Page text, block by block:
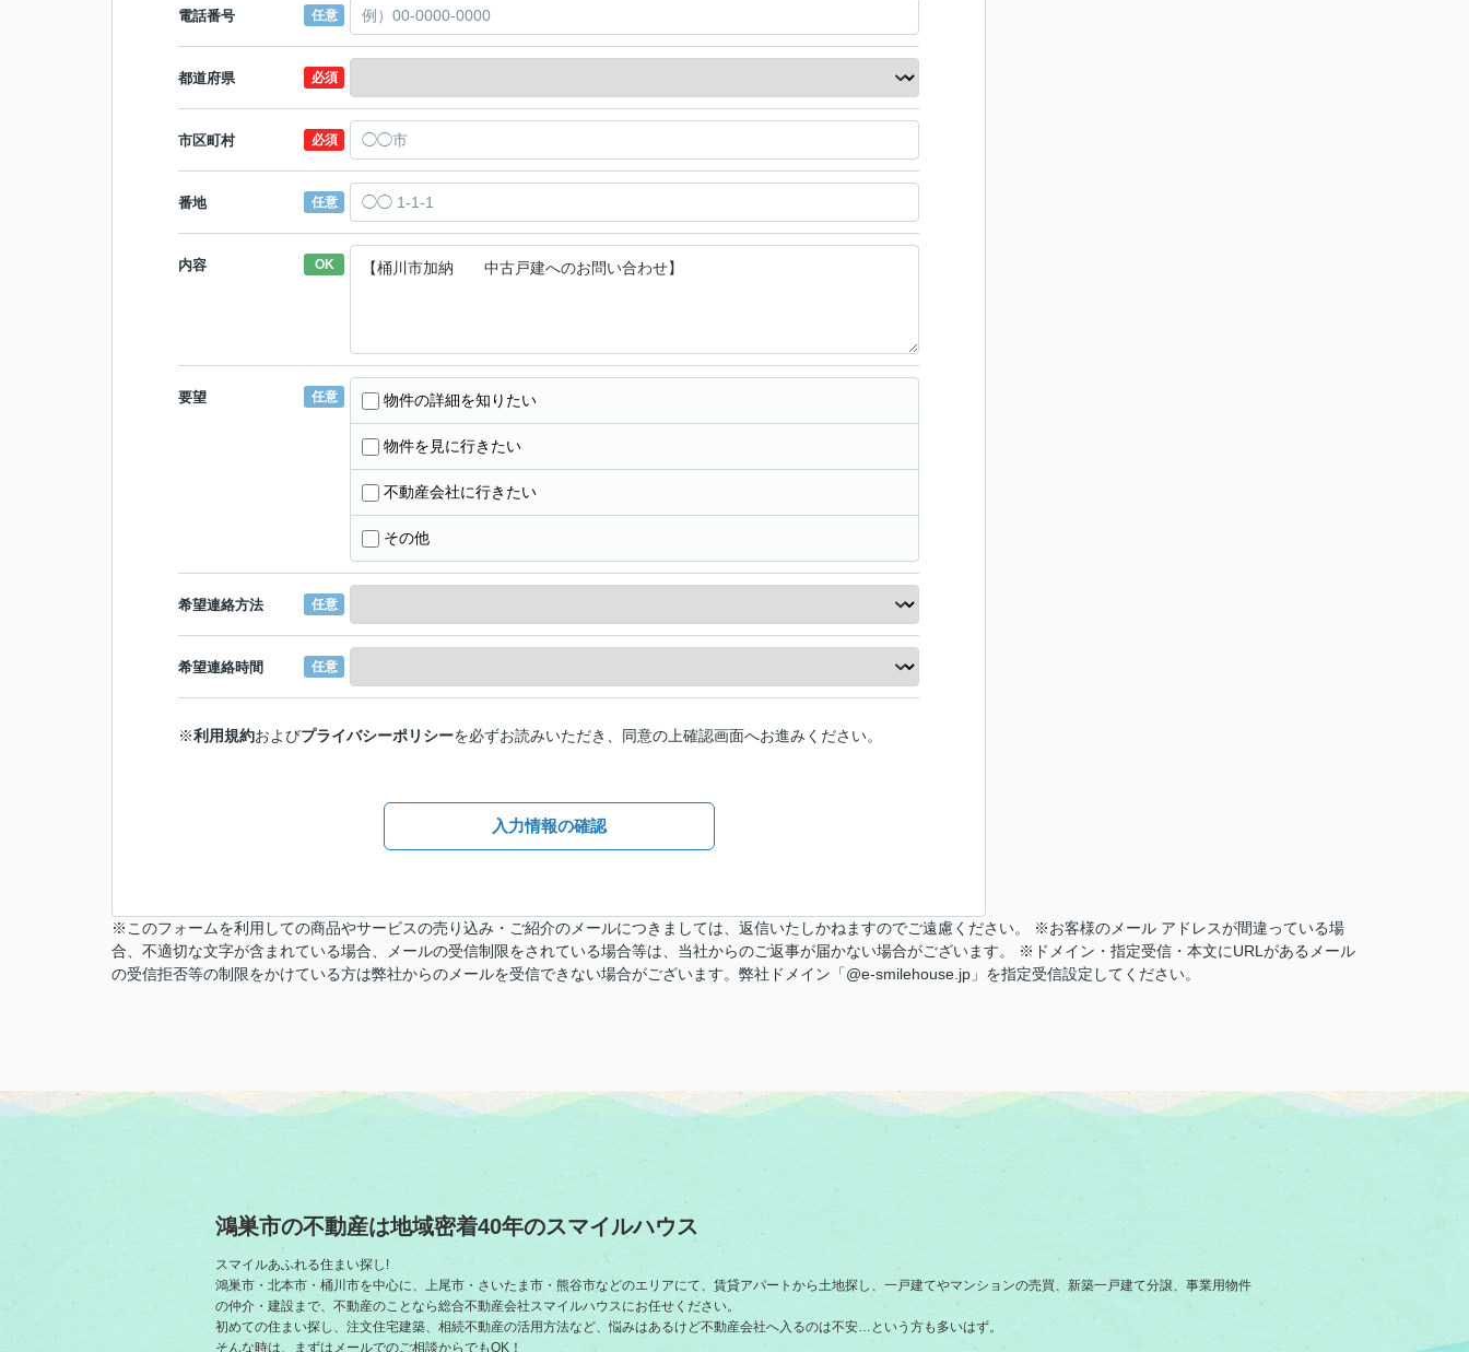
電話番号 任意
都道府県 必須
市区町村 必須
番地 任意
内容 OK
要望 任意 物件の詳細を知りたい
物件を見に行きたい
不動産会社に行きたい
その他
希望連絡方法 任意
希望連絡時間 任意
※利用規約およびプライバシーポリシーを必ずお読みいただき、同意の上確認画面へお進みください。
入力情報の確認
※このフォームを利用しての商品やサービスの売り込み・ご紹介のメールにつきましては、返信いたしかねますのでご遠慮ください。 ※お客様のメール アドレスが間違っている場
合、不適切な文字が含まれている場合、メールの受信制限をされている場合等は、当社からのご返事が届かない場合がございます。 ※ドメイン・指定受信・本文にURLがあるメール
の受信拒否等の制限をかけている方は弊社からのメールを受信できない場合がございます。弊社ドメイン「@e-smilehouse.jp」を指定受信設定してください。
鴻巣市の不動産は地域密着40年のスマイルハウス
スマイルあふれる住まい探し!
鴻巣市・北本市・桶川市を中心に、上尾市・さいたま市・熊谷市などのエリアにて、賃貸アパートから土地探し、一戸建てやマンションの売買、新築一戸建て分譲、事業用物件
の仲介・建設まで、不動産のことなら総合不動産会社スマイルハウスにお任せください。
初めての住まい探し、注文住宅建築、相続不動産の活用方法など、悩みはあるけど不動産会社へ入るのは不安…という方も多いはず。
そんな時は、まずはメールでのご相談からでもOK！